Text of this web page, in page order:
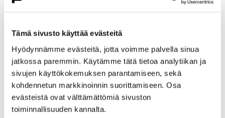
Tämä sivusto käyttää evästeitä
Hyödynnämme evästeitä, jotta voimme palvella sinua
jatkossa paremmin. Käytämme tätä tietoa analytiikan ja
sivujen käyttökokemuksen parantamiseen, sekä
kohdennetun markkinoinnin suorittamiseen. Osa
evästeistä ovat välttämättömiä sivuston
toiminnallisuuden kannalta.
Etusivu Kasvatus ja koulutus
Lukio
Päättyneet hankkeet
Priima
Priima-päivä 25.8. Porissa
Priima-päivä 25.8. Porissa